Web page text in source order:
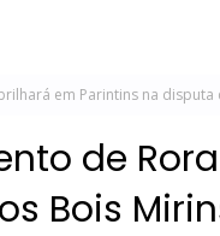
em Parintins na
de
Bois